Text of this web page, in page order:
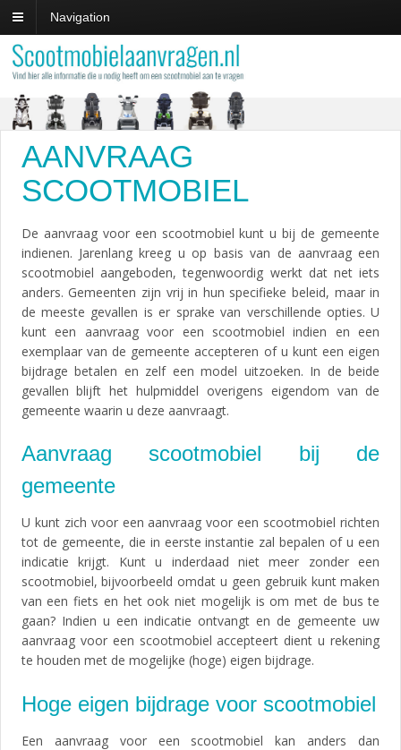
Navigation
AANVRAAG
SCOOTMOBIEL
De aanvraag voor een scootmobiel kunt u bij de gemeente
indienen. Jarenlang kreeg u op basis van de aanvraag een
scootmobiel aangeboden, tegenwoordig werkt dat net iets
anders. Gemeenten zijn vrij in hun specifieke beleid, maar in
de meeste gevallen is er sprake van verschillende opties. U
kunt een aanvraag voor een scootmobiel indien en een
exemplaar van de gemeente accepteren of u kunt een eigen
bijdrage betalen en zelf een model uitzoeken. In de beide
gevallen blijft het hulpmiddel overigens eigendom van de
gemeente waarin u deze aanvraagt.
Aanvraag scootmobiel bij de
gemeente
U kunt zich voor een aanvraag voor een scootmobiel richten
tot de gemeente, die in eerste instantie zal bepalen of u een
indicatie krijgt. Kunt u inderdaad niet meer zonder een
scootmobiel, bijvoorbeeld omdat u geen gebruik kunt maken
van een fiets en het ook niet mogelijk is om met de bus te
gaan? Indien u een indicatie ontvangt en de gemeente uw
aanvraag voor een scootmobiel accepteert dient u rekening
te houden met de mogelijke (hoge) eigen bijdrage.
Hoge eigen bijdrage voor scootmobiel
Een aanvraag voor een scootmobiel kan anders dan